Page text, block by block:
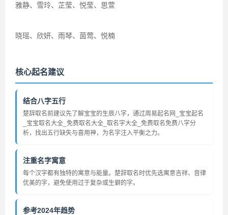
雅静、雪玲、芷莹、悦莹、思萱
晓瑶、欣妍、雨琴、茵莺、悦楠
核心起名建议
结合八字五行
楚辞取名前建议先了解宝宝的生辰八字，通过周易起名网_宝宝起名
_宝宝取名大全_免费取名大全_取名字大全_免费取名免费八字分
析，找出五行缺失与喜用神，为名字注入平衡之力。
注重名字寓意
每个汉字都有独特的寓意与能量。楚辞取名时优先选寓意吉祥、音律
优美的字，避免使用过于复杂或生僻的字。
参考2024年趋势